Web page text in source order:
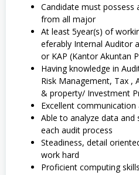
Candidate must possess
from all major
At least 5year(s) of
eferably Internal Auditor
or KAP (Kantor Akuntan
Having knowledge in
Risk Management, Tax ,
& property/ Investment
Excellent
Able to analyze data and
each audit process
Steadiness, detail
work hard
Proficient computing